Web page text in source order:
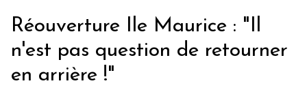
Réouverture Ile Maurice : "Il
n'est pas question de retourner
en arrière !"